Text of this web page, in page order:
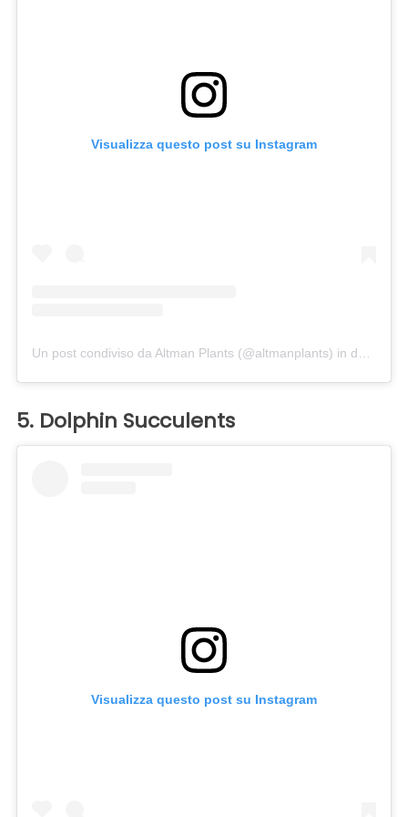
Visualizza questo post su Instagram
Un post condiviso da Altman Plants (@altmanplants) in data:
5. Dolphin Succulents
Visualizza questo post su Instagram